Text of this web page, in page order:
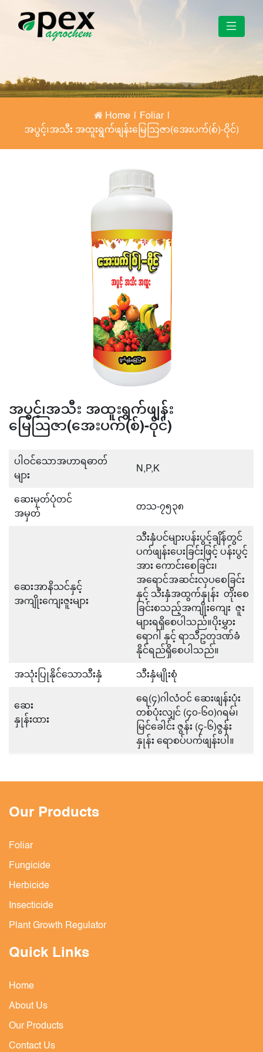
Home Foliar
အပွင့်၊အသီး အထူးရွက်ဖျန်းမြေဩဇာ(အေးပက်(စ်)-ဝိုင်)
အပွင့်၊အသီး အထူးရွက်ဖျန်း
မြေဩဇာ(အေးပက်(စ်)-ဝိုင်)
ပါဝင်သောအဟာရဓာတ်
များ
N,P,K
ဆေးမှတ်ပုံတင်
အမှတ်
တသ-၇၅၃၈
ဆေးအာနိသင်နှင့်
အကျိုးကျေးဇူးများ
သီးနှံပင်များပန်းပွင့်ချိန်တွင်
ပက်ဖျန်းပေးခြင်းဖြင့် ပန်းပွင့်
အား ကောင်းစေခြင်း၊
အရောင်အဆင်းလှပစေခြင်း
နှင့် သီးနှံအထွက်နှုန်း တိုးစေ
ခြင်းစသည့်အကျိုးကျေး ဇူး
များရရှိစေပါသည်။ပိုးမွှား
ရောဂါ နှင့် ရာသီဥတုဒဏ်ခံ
နိုင်ရည်ရှိစေပါသည်။
အသုံးပြုနိုင်သောသီးနှံ သီးနှံမျိုးစုံ
ဆေး
နှုန်းထား
ရေ(၄)ဂါလံဝင် ဆေးဖျန်းပုံး
တစ်ပုံးလျှင် (၄၀-၆၀)ဂရမ်၊
မြင်ခေါင်း ဇွန်း (၄-၆)ဇွန်း
နှုန်း ရောစပ်ပက်ဖျန်းပါ။
Our Products
Foliar
Fungicide
Herbicide
Insecticide
Plant Growth Regulator
Quick Links
Home
About Us
Our Products
Contact Us